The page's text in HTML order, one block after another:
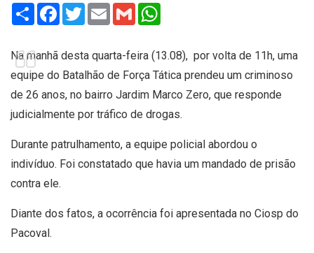
Share Facebook
TwitterEmail Gmail
Na manhã desta quarta-feira (13.08), por volta de 11h, uma
equipe do Batalhão de Força Tática prendeu um criminoso
de 26 anos, no bairro Jardim Marco Zero, que responde
judicialmente por tráfico de drogas.
Durante patrulhamento, a equipe policial abordou o
indivíduo. Foi constatado que havia um mandado de prisão
contra ele.
Diante dos fatos, a ocorrência foi apresentada no Ciosp do
Pacoval.